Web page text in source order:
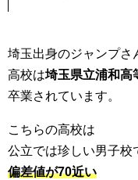
埼玉出身のジャンプさ
高校は埼玉県立浦和高
卒業されています。
こちらの高校は
公立では珍しい男子校
偏差値が70近い